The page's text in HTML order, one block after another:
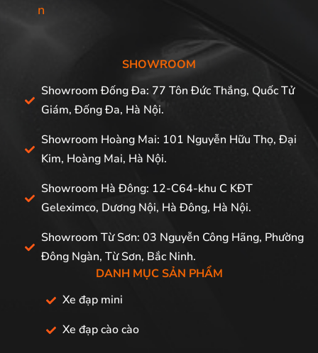
n
SHOWROOM
Showroom Đống Đa: 77 Tôn Đức Thắng, Quốc Tử
Giám, Đống Đa, Hà Nội.
Showroom Hoàng Mai: 101 Nguyễn Hữu Thọ, Đại
Kim, Hoàng Mai, Hà Nội.
Showroom Hà Đông: 12-C64-khu C KĐT
Geleximco, Dương Nội, Hà Đông, Hà Nội.
Showroom Từ Sơn: 03 Nguyễn Công Hãng, Phường
Đông Ngàn, Từ Sơn, Bắc Ninh.
DANH MỤC SẢN PHẨM
Xe đạp mini
Xe đạp cào cào